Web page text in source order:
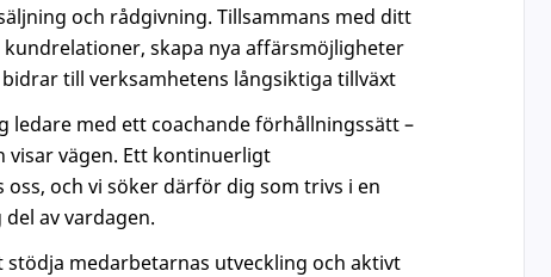
och rådgivning. Tillsammans med ditt
skapa nya affärsmöjligheter
till verksamhetens långsiktiga tillväxt
ledare med ett coachande förhållningssätt –
visar vägen. Ett kontinuerligt
och vi söker därför dig som trivs i en
av vardagen.
medarbetarnas utveckling och aktivt